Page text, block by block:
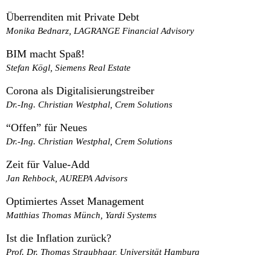
Überrenditen mit Private Debt
Monika Bednarz, LAGRANGE Financial Advisory
BIM macht Spaß!
Stefan Kögl, Siemens Real Estate
Corona als Digitalisierungstreiber
Dr.-Ing. Christian Westphal, Crem Solutions
“Offen” für Neues
Dr.-Ing. Christian Westphal, Crem Solutions
Zeit für Value-Add
Jan Rehbock, AUREPA Advisors
Optimiertes Asset Management
Matthias Thomas Münch, Yardi Systems
Ist die Inflation zurück?
Prof. Dr. Thomas Straubhaar, Universität Hamburg